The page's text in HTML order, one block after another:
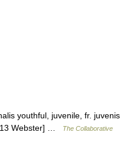
youthful, juvenile, fr. juvenis
Webster] …
The Collaborative